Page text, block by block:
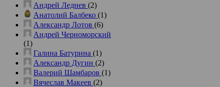
Андрей Леднев (2)
Анатолий Балбеко (1)
Александр Лотов (6)
Андрей Черноморский
(1)
Галина Батурина (1)
Александр Дугин (2)
Валерий Шамбаров (1)
Вячеслав Макеев (2)